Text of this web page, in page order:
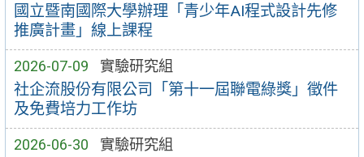
國立暨南國際大學辦理「青少年AI程式設計先修
推廣計畫」線上課程
2026-07-09 實驗研究組
社企流股份有限公司「第十一屆聯電綠獎」徵件
及免費培力工作坊
2026-06-30 實驗研究組